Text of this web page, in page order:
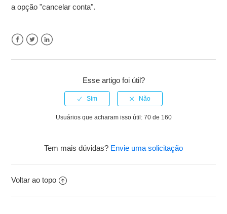
a opção "cancelar conta".
Esse artigo foi útil?
Usuários que acharam isso útil: 70 de 160
Tem mais dúvidas? Envie uma solicitação
Voltar ao topo